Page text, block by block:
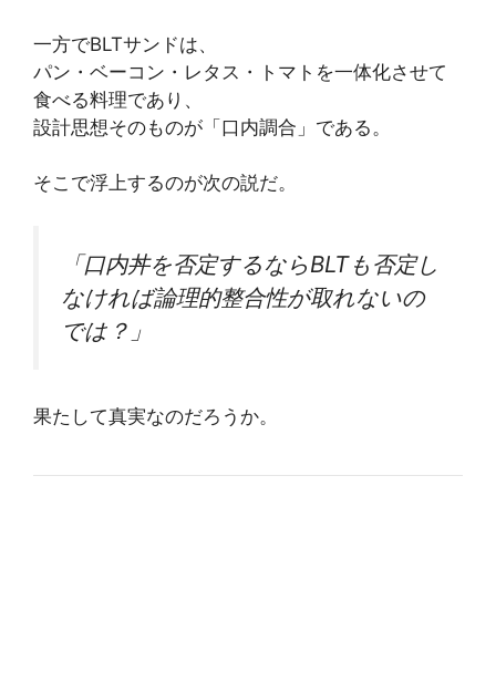
一方でBLTサンドは、
パン・ベーコン・レタス・トマトを一体化させて
食べる料理であり、
設計思想そのものが「口内調合」である。
そこで浮上するのが次の説だ。
「口内丼を否定するならBLTも否定し
なければ論理的整合性が取れないの
では？」
果たして真実なのだろうか。